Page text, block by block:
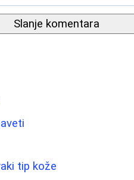
Slanje komentara
tip kože